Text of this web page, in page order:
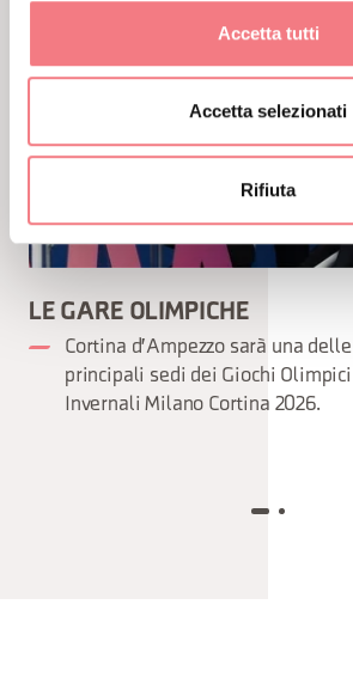
Accetta tutti
Accetta selezionati
Rifiuta
LE GARE OLIMPICHE
Cortina d'Ampezzo sarà una delle
principali sedi dei Giochi Olimpici
Invernali Milano Cortina 2026.